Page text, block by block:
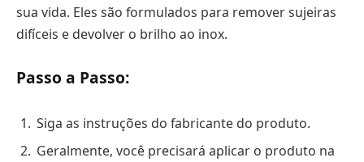
sua vida. Eles são formulados para remover sujeiras
difíceis e devolver o brilho ao inox.
Passo a Passo:
Siga as instruções do fabricante do produto.
Geralmente, você precisará aplicar o produto na